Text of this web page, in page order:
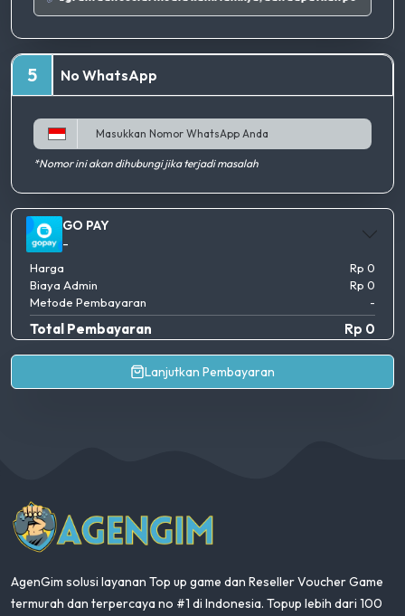
5 No WhatsApp
*Nomor ini akan dihubungi jika terjadi masalah
GO PAY
-
Harga
Rp 0
Biaya Admin
Rp 0
Metode Pembayaran
-
Total Pembayaran Rp 0
Lanjutkan Pembayaran
AgenGim
AgenGim solusi layanan Top up game dan Reseller Voucher Game
termurah dan terpercaya no #1 di Indonesia. Topup lebih dari 100